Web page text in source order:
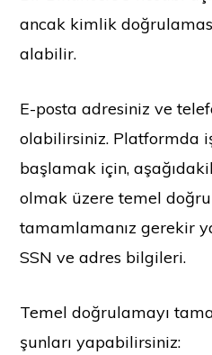
ancak kimlik
alabilir.
E-posta adresiniz ve
olabilirsiniz. Platformda
başlamak için,
olmak üzere temel
tamamlamanız gerekir
SSN ve adres bilgileri.
Temel doğrulamayı
şunları yapabilirsiniz: